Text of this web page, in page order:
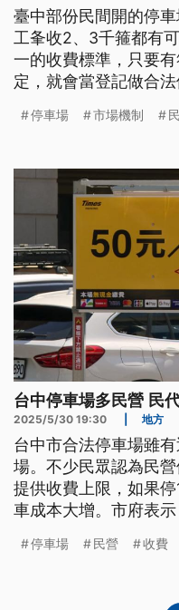
臺中部份民間開的停
工夆收2、3千箍都有
一的收費標準，只要
定，就會當登記做合
題、導言為台語文）
停車場 市場機制
台中停車場多民營 民
2025/5/30 19:30 地方
台中市合法停車場雖
場。不少民眾認為民
提供收費上限，如果
車成本大增。市府表
公有停車場，以市場機
停車場 民營 收費